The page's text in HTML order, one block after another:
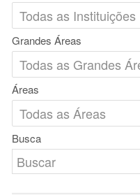
Grandes Áreas
Áreas
Busca